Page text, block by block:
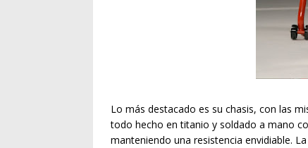
Lo más destacado es su chasis, con las
todo hecho en titanio y soldado a mano
manteniendo una resistencia envidiable.